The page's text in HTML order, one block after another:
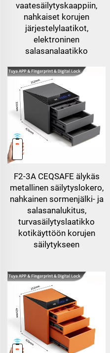
vaatesäilytyskaappiin,
nahkaiset korujen
järjestelylaatikot,
elektroninen
salasanalaatikko
F2-3A CEQSAFE älykäs
metallinen säilytyslokero,
nahkainen sormenjälki- ja
salasanalukitus,
turvasäilytyslaatikko
kotikäyttöön korujen
säilytykseen